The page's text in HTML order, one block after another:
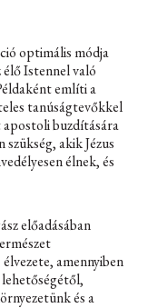
optimális módja
élő Istennel való
említi a
tanúságtevőkkel
buzdítására
akik Jézus
élnek, és
előadásában
amennyiben
és a